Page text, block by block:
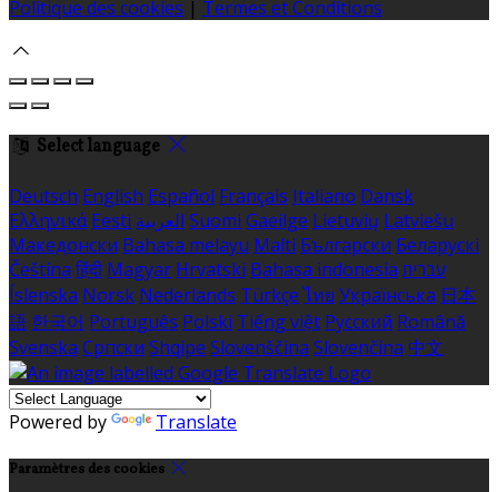
Politique des cookies | Termes et Conditions
Select language
Deutsch English Español Français Italiano Dansk
Ελληνικά Eesti العربية Suomi Gaeilge Lietuvių Latviešu
Македонски Bahasa melayu Malti Български Беларускі
Čeština हिंदी Magyar Hrvatski Bahasa indonesia עברית
Íslenska Norsk Nederlands Türkçe ไทย Українська 日本
語 한국어 Português Polski Tiếng việt Русский Română
Svenska Српски Shqipe Slovenščina Slovenčina 中文
Powered by Translate
Paramètres des cookies